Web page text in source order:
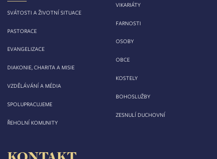
SVÁTOSTI A ŽIVOTNÍ SITUACE
PASTORACE
EVANGELIZACE
DIAKONIE, CHARITA A MISIE
VZDĚLÁVÁNÍ A MÉDIA
SPOLUPRACUJEME
ŘEHOLNÍ KOMUNITY
VIKARIÁTY
FARNOSTI
OSOBY
OBCE
KOSTELY
BOHOSLUŽBY
ZESNULÍ DUCHOVNÍ